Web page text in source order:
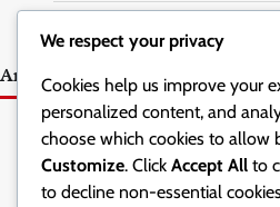
Archivo
January 2026
We respect your privacy
Cookies help us improve your
personalized content, and
choose which cookies to allow
Customize. Click Accept All to
to decline non-essential